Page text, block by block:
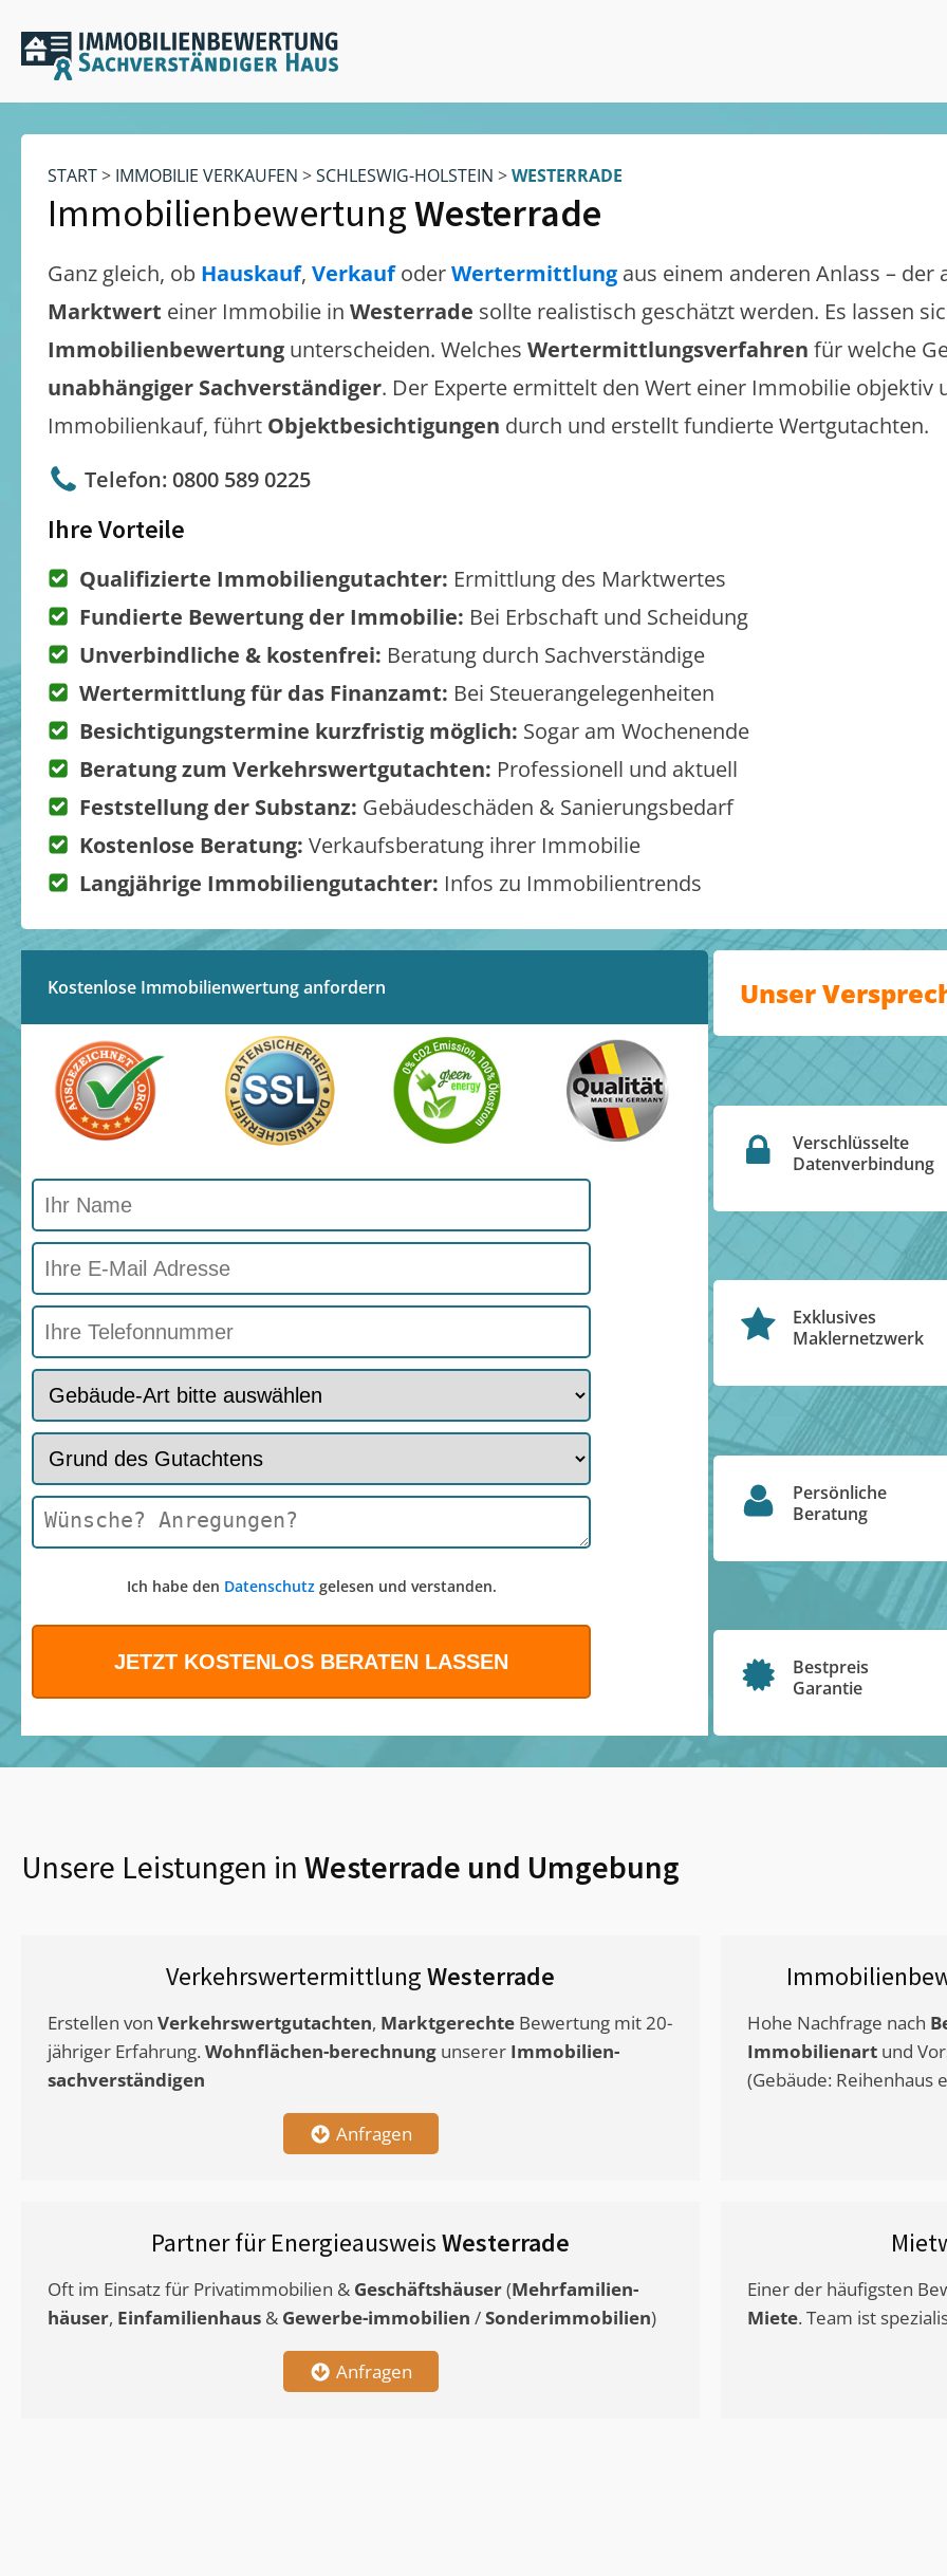
START> IMMOBILIE VERKAUFEN >SCHLESWIG-HOLSTEIN >WESTERRADE
ImmobilienbewertungWesterrade
Ganz gleich, ob Hauskauf, VerkaufoderWertermittlung aus einem anderen Anlass – der
Marktwert einer Immobilie in Westerrade sollte realistisch geschätzt werden. Es lassen
Immobilienbewertung unterscheiden. Welches Wertermittlungsverfahren für welche
unabhängiger Sachverständiger. Der Experte ermittelt den Wert einer Immobilie objektiv
Immobilienkauf, führt Objektbesichtigungen durch und erstellt fundierte Wertgutachten.
Telefon: 0800 589 0225
Ihre Vorteile
Qualifizierte Immobiliengutachter: Ermittlung des Marktwertes
Fundierte Bewertung der Immobilie: Bei Erbschaft und Scheidung
Unverbindliche & kostenfrei: Beratung durch Sachverständige
Wertermittlung für das Finanzamt: Bei Steuerangelegenheiten
Besichtigungstermine kurzfristig möglich: Sogar am Wochenende
Beratung zum Verkehrswertgutachten: Professionell und aktuell
Feststellung der Substanz: Gebäudeschäden & Sanierungsbedarf
Kostenlose Beratung: Verkaufsberatung ihrer Immobilie
Langjährige Immobiliengutachter: Infos zu Immobilientrends
Kostenlose Immobilienwertung anfordern
Ich habe den Datenschutzgelesen und verstanden.
Unser
Verschlüsselte
Datenverbindung
Exklusives
Maklernetzwerk
Persönliche
Beratung
Bestpreis
Garantie
Unsere Leistungen in Westerrade und Umgebung
VerkehrswertermittlungWesterrade
Erstellen von Verkehrswertgutachten, Marktgerechte Bewertung mit 20-
jähriger Erfahrung. Wohnflächen-berechnung unserer Immobilien-
sachverständigen
Anfragen
Hohe Nachfrage nach
Immobilienart und
(Gebäude: Reihenhaus
Partner für EnergieausweisWesterrade
Oft im Einsatz für Privatimmobilien & Geschäftshäuser(Mehrfamilien-
häuser, Einfamilienhaus & Gewerbe-immobilien /Sonderimmobilien)
Anfragen
Einer der häufigsten
Miete. Team ist